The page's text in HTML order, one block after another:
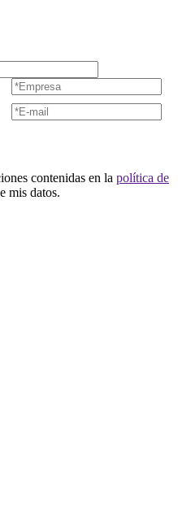
contenidas en la política de
mis datos.